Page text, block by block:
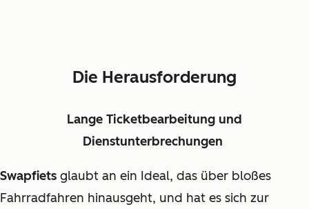
Die Herausforderung
Lange Ticketbearbeitung und
Dienstunterbrechungen
Swapfiets glaubt an ein Ideal, das über bloßes
Fahrradfahren hinausgeht, und hat es sich zur